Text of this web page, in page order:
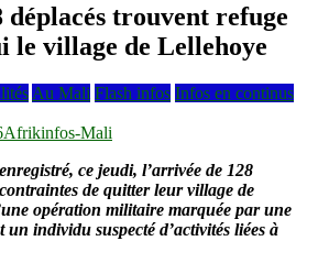
déplacés trouvent refuge
le village de Lellehoye
Au Mali Flash infos Infos en continus
Afrikinfos-Mali
ce jeudi, l’arrivée de 128
de quitter leur village de
opération militaire marquée par une
individu suspecté d’activités liées à